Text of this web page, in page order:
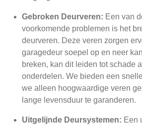
Gebroken Deurveren: Een van
voorkomende problemen is het
deurveren. Deze veren zorgen
garagedeur soepel op en neer
breken, kan dit leiden tot schade
onderdelen. We bieden een
we alleen hoogwaardige veren
lange levensduur te garanderen.
Uitgelijnde Deursystemen: Een